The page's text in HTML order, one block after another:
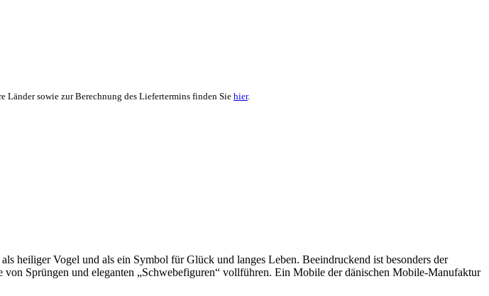
sowie zur Berechnung des Liefertermins finden Sie hier.
heiliger Vogel und als ein Symbol für Glück und langes Leben. Beeindruckend ist besonders der
Sprüngen und eleganten „Schwebefiguren“ vollführen. Ein Mobile der dänischen Mobile-Manufaktur